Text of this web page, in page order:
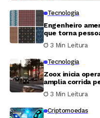
Tecnologia
Engenheiro
que torna
vigilância
3 Min Leitura
Tecnologia
Zoox inicia
amplia corrida
3 Min Leitura
Criptomoedas